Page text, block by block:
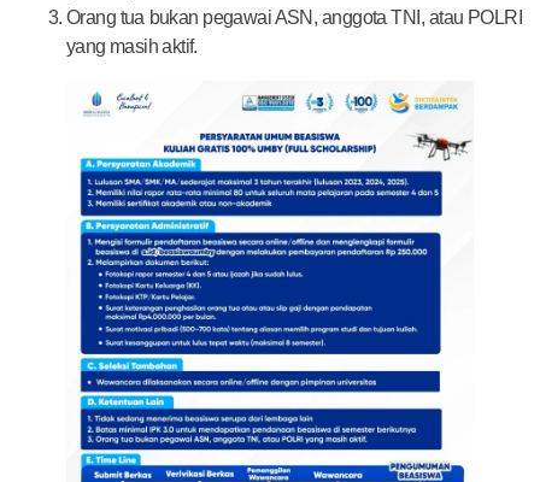
Orang tua bukan pegawai ASN, anggota TNI, atau POLRI
yang masih aktif.